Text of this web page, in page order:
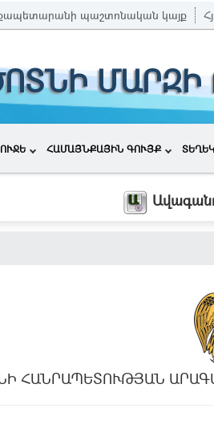
պաշտոնական կայք
ՀԱՄԱՅՆՔԱՅԻՆ ԳՈՒՅՔ
ՀԱՆՐԱՊԵՏՈՒԹՅԱՆ